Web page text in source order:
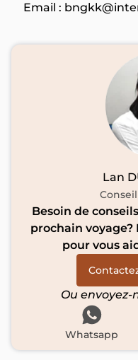
Email :
Lan
Besoin de
prochain voyage?
pour vous
Ou envoyez-
Whatsapp